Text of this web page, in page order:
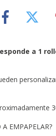
a 1
EMPAPELAR?